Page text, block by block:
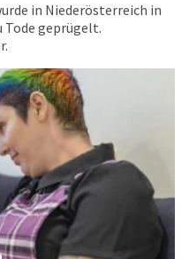
in Niederösterreich in
Tode geprügelt.